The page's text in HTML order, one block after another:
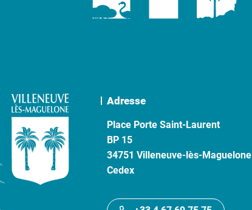
Adresse
Place Porte Saint-Laurent
BP 15
34751 Villeneuve-lès-Maguelone
Cedex